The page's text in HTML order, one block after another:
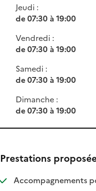
Jeudi :
de 07:30 à 19:00
Vendredi :
de 07:30 à 19:00
Samedi :
de 07:30 à 19:00
Dimanche :
de 07:30 à 19:00
Prestations
Accompagnements